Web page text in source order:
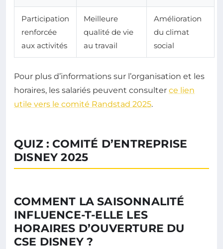
Participation
renforcée
aux activités
Meilleure
qualité de vie
au travail
Amélioration
du climat
social
Pour plus d’informations sur l’organisation et les
horaires, les salariés peuvent consulter ce lien
utile vers le comité Randstad 2025.
QUIZ : COMITÉ D’ENTREPRISE
DISNEY 2025
COMMENT LA SAISONNALITÉ
INFLUENCE-T-ELLE LES
HORAIRES D’OUVERTURE DU
CSE DISNEY ?